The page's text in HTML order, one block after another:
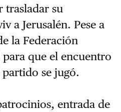
trasladar su
a Jerusalén. Pese a
la Federación
que el encuentro
se jugó.
entrada de